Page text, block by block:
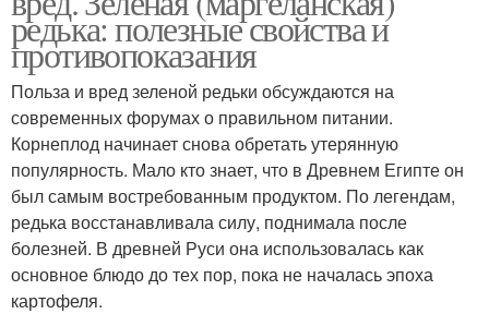
редька: полезные свойства и
противопоказания
Польза и вред зеленой редьки обсуждаются на
современных форумах о правильном питании.
Корнеплод начинает снова обретать утерянную
популярность. Мало кто знает, что в Древнем Египте он
был самым востребованным продуктом. По легендам,
редька восстанавливала силу, поднимала после
болезней. В древней Руси она использовалась как
основное блюдо до тех пор, пока не началась эпоха
картофеля.